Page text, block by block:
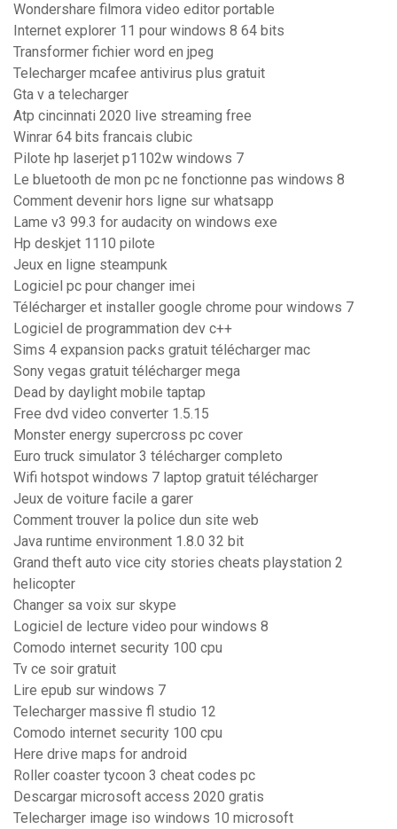
Wondershare filmora video editor portable
Internet explorer 11 pour windows 8 64 bits
Transformer fichier word en jpeg
Telecharger mcafee antivirus plus gratuit
Gta v a telecharger
Atp cincinnati 2020 live streaming free
Winrar 64 bits francais clubic
Pilote hp laserjet p1102w windows 7
Le bluetooth de mon pc ne fonctionne pas windows 8
Comment devenir hors ligne sur whatsapp
Lame v3 99.3 for audacity on windows exe
Hp deskjet 1110 pilote
Jeux en ligne steampunk
Logiciel pc pour changer imei
Télécharger et installer google chrome pour windows 7
Logiciel de programmation dev c++
Sims 4 expansion packs gratuit télécharger mac
Sony vegas gratuit télécharger mega
Dead by daylight mobile taptap
Free dvd video converter 1.5.15
Monster energy supercross pc cover
Euro truck simulator 3 télécharger completo
Wifi hotspot windows 7 laptop gratuit télécharger
Jeux de voiture facile a garer
Comment trouver la police dun site web
Java runtime environment 1.8.0 32 bit
Grand theft auto vice city stories cheats playstation 2
helicopter
Changer sa voix sur skype
Logiciel de lecture video pour windows 8
Comodo internet security 100 cpu
Tv ce soir gratuit
Lire epub sur windows 7
Telecharger massive fl studio 12
Comodo internet security 100 cpu
Here drive maps for android
Roller coaster tycoon 3 cheat codes pc
Descargar microsoft access 2020 gratis
Telecharger image iso windows 10 microsoft